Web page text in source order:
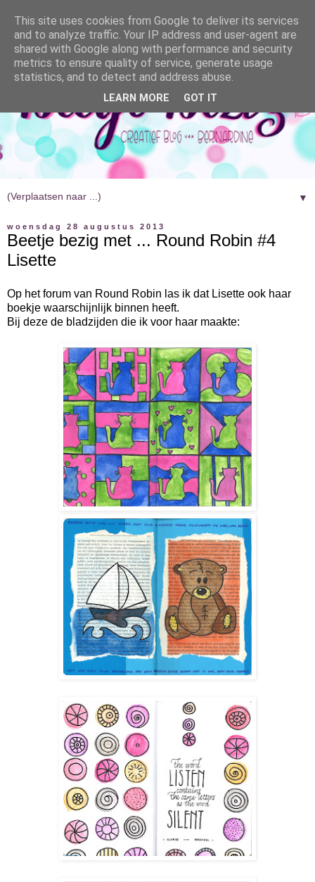
▼
woensdag 28 augustus 2013
Beetje bezig met ... Round Robin #4
Lisette
Op het forum van Round Robin las ik dat Lisette ook haar
boekje waarschijnlijk binnen heeft.
Bij deze de bladzijden die ik voor haar maakte:
This site uses cookies from Google to deliver its services
and to analyze traffic. Your IP address and user-agent are
shared with Google along with performance and security
metrics to ensure quality of service, generate usage
statistics, and to detect and address abuse.
LEARN MORE GOT IT